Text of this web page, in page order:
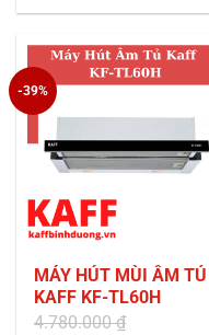
4.980.000 ₫.
tại
là:
3.700.000 ₫.
-39%
MÁY HÚT MÙI ÂM TỦ
KAFF KF-TL60H
4.780.000₫